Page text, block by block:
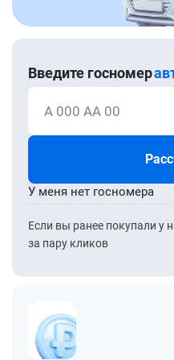
Введите госномер
А 000 АА 00
Если вы ранее покупали у
за пару кликов
У меня нет госномера